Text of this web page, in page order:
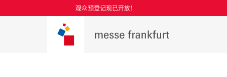
观众预登记现已开放！